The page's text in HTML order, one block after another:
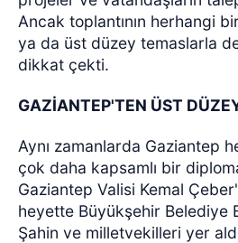
Ancak toplantının herhangi
ya da üst düzey temaslarla
dikkat çekti.
GAZİANTEP'TEN ÜST
Aynı zamanlarda Gaziantep
çok daha kapsamlı bir
Gaziantep Valisi Kemal
heyette Büyükşehir Belediye
Şahin ve milletvekilleri yer